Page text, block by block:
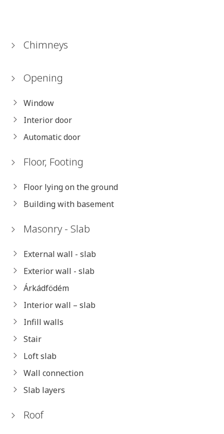
Chimneys
Opening
Window
Interior door
Automatic door
Floor, Footing
Floor lying on the ground
Building with basement
Masonry - Slab
External wall - slab
Exterior wall - slab
Árkádfödém
Interior wall – slab
Infill walls
Stair
Loft slab
Wall connection
Slab layers
Roof